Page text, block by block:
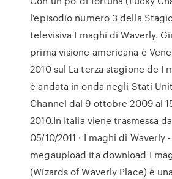
l'episodio numero 3 della
televisiva I maghi di Waverly.
prima visione americana è
2010 sul La terza stagione de I
è andata in onda negli Stati
Channel dal 9 ottobre 2009 al
2010.In Italia viene trasmessa
05/10/2011 · I maghi di Waverly
megaupload ita download I
(Wizards of Waverly Place) è